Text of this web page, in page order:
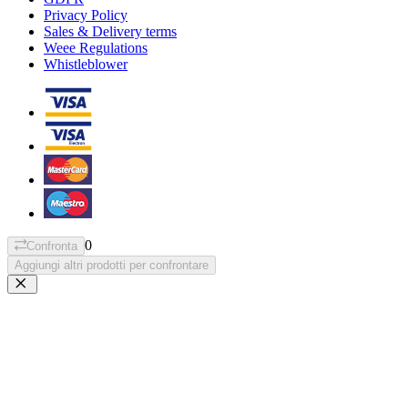
Privacy Policy
Sales & Delivery terms
Weee Regulations
Whistleblower
Confronta 0
Aggiungi altri prodotti per confrontare